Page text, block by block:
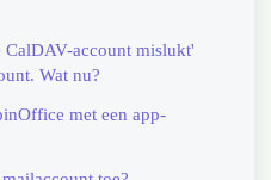
account mislukt'
Wat nu?
met een app-